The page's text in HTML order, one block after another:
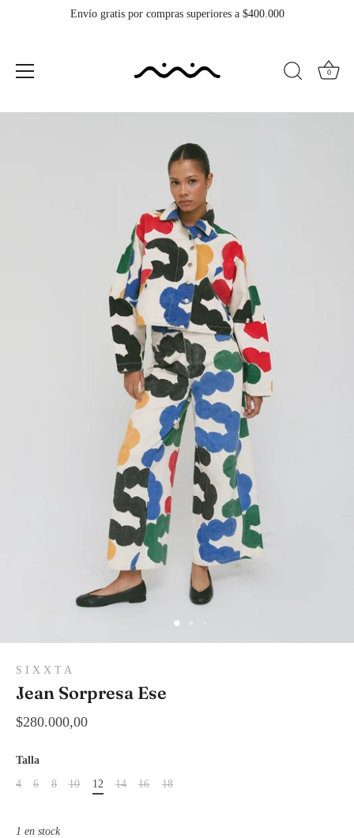
Envío gratis por compras superiores a $400.000
0
S I X X T A
Jean Sorpresa Ese
$280.000,00
Talla
4
6 8 10 12 14 16 18
1 en stock